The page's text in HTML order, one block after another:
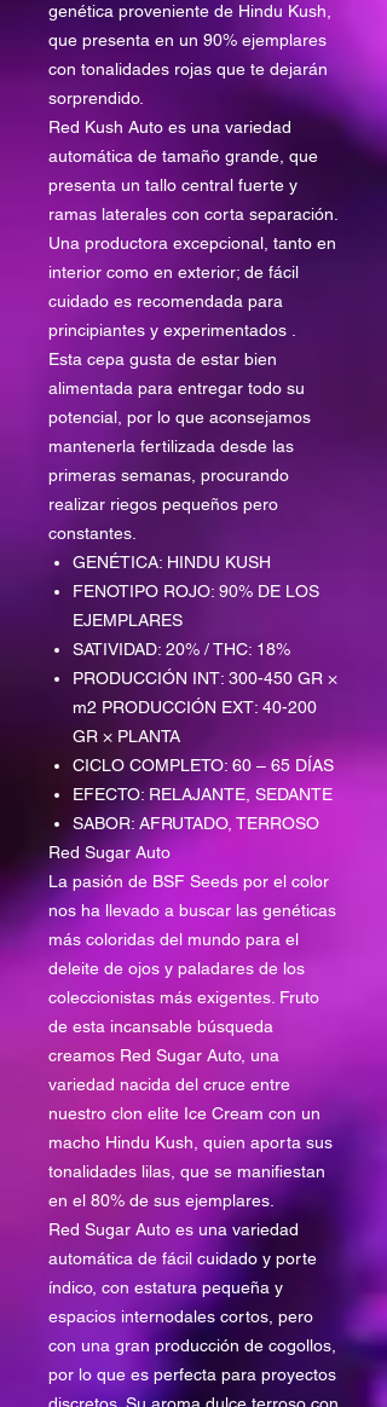
genética proveniente de Hindu Kush,
que presenta en un 90% ejemplares
con tonalidades rojas que te dejarán
sorprendido.
Red Kush Auto es una variedad
automática de tamaño grande, que
presenta un tallo central fuerte y
ramas laterales con corta separación.
Una productora excepcional, tanto en
interior como en exterior; de fácil
cuidado es recomendada para
principiantes y experimentados .
Esta cepa gusta de estar bien
alimentada para entregar todo su
potencial, por lo que aconsejamos
mantenerla fertilizada desde las
primeras semanas, procurando
realizar riegos pequeños pero
constantes.
GENÉTICA: HINDU KUSH
FENOTIPO ROJO: 90% DE LOS
EJEMPLARES
SATIVIDAD: 20% / THC: 18%
PRODUCCIÓN INT: 300-450 GR ×
m2 PRODUCCIÓN EXT: 40-200
GR × PLANTA
CICLO COMPLETO: 60 – 65 DÍAS
EFECTO: RELAJANTE, SEDANTE
SABOR: AFRUTADO, TERROSO
Red Sugar Auto
La pasión de BSF Seeds por el color
nos ha llevado a buscar las genéticas
más coloridas del mundo para el
deleite de ojos y paladares de los
coleccionistas más exigentes. Fruto
de esta incansable búsqueda
creamos Red Sugar Auto, una
variedad nacida del cruce entre
nuestro clon elite Ice Cream con un
macho Hindu Kush, quien aporta sus
tonalidades lilas, que se manifiestan
en el 80% de sus ejemplares.
Red Sugar Auto es una variedad
automática de fácil cuidado y porte
índico, con estatura pequeña y
espacios internodales cortos, pero
con una gran producción de cogollos,
por lo que es perfecta para proyectos